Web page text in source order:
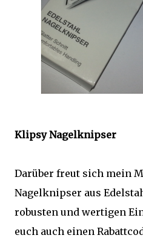
Klipsy Nagelknipser
Darüber freut sich mein
Nagelknipser aus
robusten und wertigen
euch auch einen